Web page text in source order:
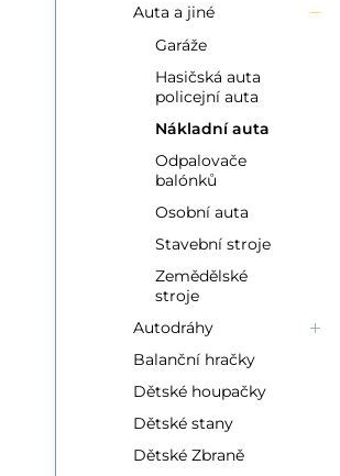
Auto silniční údržba
plast 25cm na
setrvačník na baterie
světlem v krabici
32x19x12cm
16.82 EUR
Preferito
Confrontare
Silničářské auto plné
dopravních značek a
pomůcek potřebných pro
Údržba sil
Auta a jiné
Garáže
Hasičská auta
policejní auta
Nákladní auta
Odpalovače
balónků
Osobní auta
Stavební stroje
Zemědělské
stroje
Autodráhy
Balanční hračky
Dětské houpačky
Dětské stany
Dětské Zbraně